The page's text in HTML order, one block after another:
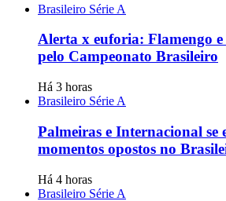
Brasileiro Série A
Alerta x euforia: Flamengo
pelo Campeonato Brasileiro
Há 3 horas
Brasileiro Série A
Palmeiras e Internacional se
momentos opostos no
Há 4 horas
Brasileiro Série A